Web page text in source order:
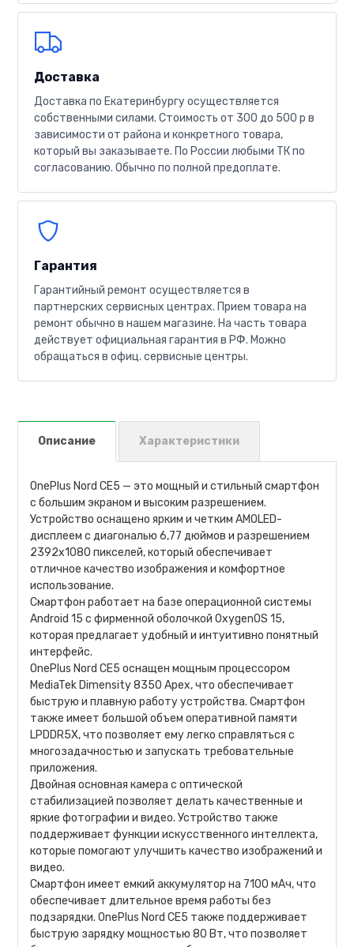
Доставка
Доставка по Екатеринбургу осуществляется
собственными силами. Стоимость от 300 до 500 р в
зависимости от района и конкретного товара,
который вы заказываете. По России любыми ТК по
согласованию. Обычно по полной предоплате.
Гарантия
Гарантийный ремонт осуществляется в
партнерских сервисных центрах. Прием товара на
ремонт обычно в нашем магазине. На часть товара
действует официальная гарантия в РФ. Можно
обращаться в офиц. сервисные центры.
Описание Характеристики
OnePlus Nord CE5 — это мощный и стильный смартфон
с большим экраном и высоким разрешением.
Устройство оснащено ярким и четким AMOLED-
дисплеем с диагональю 6,77 дюймов и разрешением
2392x1080 пикселей, который обеспечивает
отличное качество изображения и комфортное
использование.
Смартфон работает на базе операционной системы
Android 15 с фирменной оболочкой OxygenOS 15,
которая предлагает удобный и интуитивно понятный
интерфейс.
OnePlus Nord CE5 оснащен мощным процессором
MediaTek Dimensity 8350 Apex, что обеспечивает
быструю и плавную работу устройства. Смартфон
также имеет большой объем оперативной памяти
LPDDR5X, что позволяет ему легко справляться с
многозадачностью и запускать требовательные
приложения.
Двойная основная камера с оптической
стабилизацией позволяет делать качественные и
яркие фотографии и видео. Устройство также
поддерживает функции искусственного интеллекта,
которые помогают улучшить качество изображений и
видео.
Смартфон имеет емкий аккумулятор на 7100 мАч, что
обеспечивает длительное время работы без
подзарядки. OnePlus Nord CE5 также поддерживает
быструю зарядку мощностью 80 Вт, что позволяет